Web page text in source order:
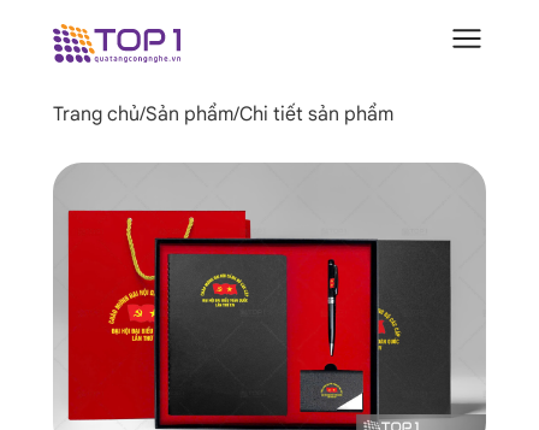
Trang chủ/Sản phẩm/Chi tiết sản phẩm